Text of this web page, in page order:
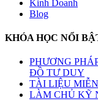
Kinh Doanh
Blog
KHÓA HỌC NỔI
PHƯƠNG
ĐỒ TƯ DUY
TÀI LIỆU
LÀM CHỦ KỸ